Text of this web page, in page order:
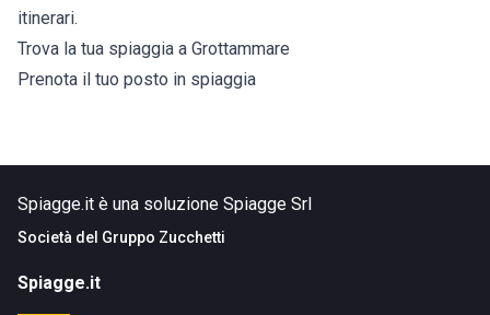
itinerari.
Trova la tua spiaggia a Grottammare
Prenota il tuo posto in spiaggia
Spiagge.it è una soluzione Spiagge Srl
Società del Gruppo Zucchetti
Spiagge.it